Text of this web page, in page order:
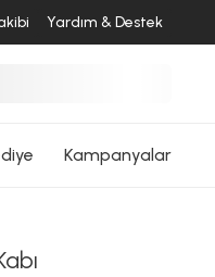
Yardım & Destek
Kampanyalar